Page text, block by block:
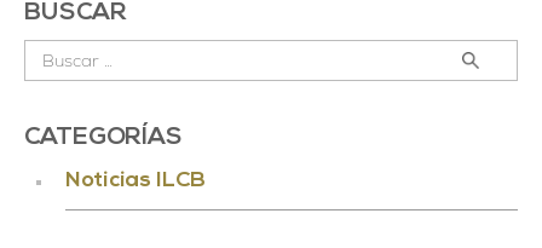
BUSCAR
Buscar:
CATEGORÍAS
Noticias ILCB